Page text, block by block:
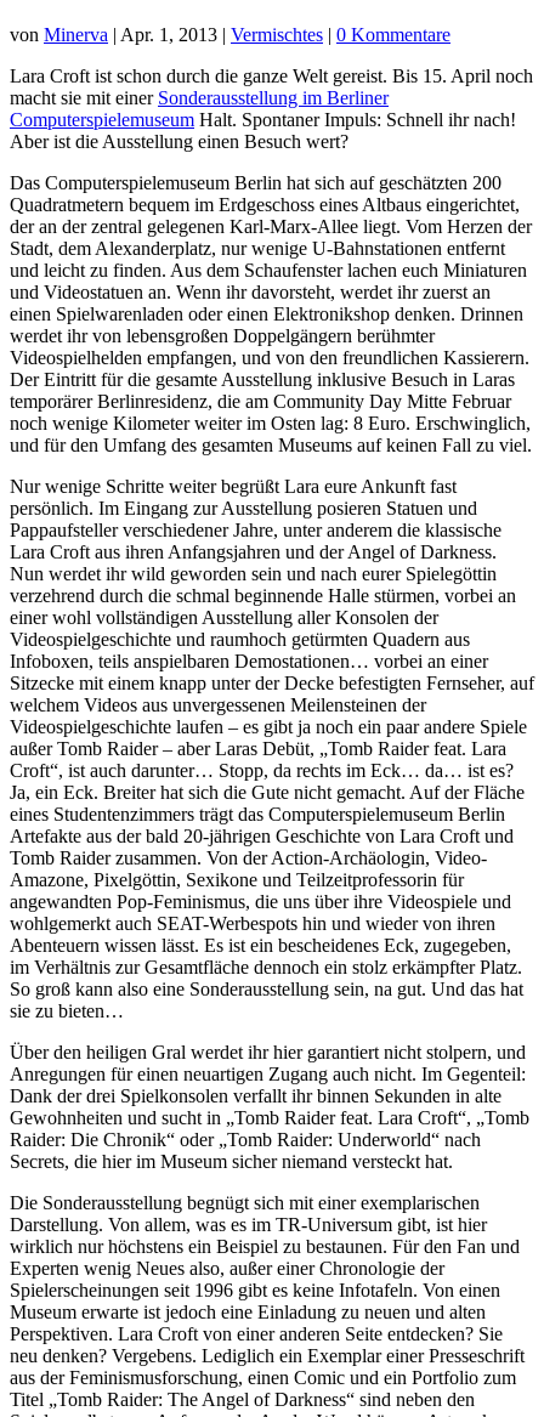
von Minerva | Apr. 1, 2013 | Vermischtes | 0 Kommentare
Lara Croft ist schon durch die ganze Welt gereist. Bis 15. April noch
macht sie mit einer Sonderausstellung im Berliner
Computerspielemuseum Halt. Spontaner Impuls: Schnell ihr nach!
Aber ist die Ausstellung einen Besuch wert?
Das Computerspielemuseum Berlin hat sich auf geschätzten 200
Quadratmetern bequem im Erdgeschoss eines Altbaus eingerichtet,
der an der zentral gelegenen Karl-Marx-Allee liegt. Vom Herzen der
Stadt, dem Alexanderplatz, nur wenige U-Bahnstationen entfernt
und leicht zu finden. Aus dem Schaufenster lachen euch Miniaturen
und Videostatuen an. Wenn ihr davorsteht, werdet ihr zuerst an
einen Spielwarenladen oder einen Elektronikshop denken. Drinnen
werdet ihr von lebensgroßen Doppelgängern berühmter
Videospielhelden empfangen, und von den freundlichen Kassierern.
Der Eintritt für die gesamte Ausstellung inklusive Besuch in Laras
temporärer Berlinresidenz, die am Community Day Mitte Februar
noch wenige Kilometer weiter im Osten lag: 8 Euro. Erschwinglich,
und für den Umfang des gesamten Museums auf keinen Fall zu viel.
Nur wenige Schritte weiter begrüßt Lara eure Ankunft fast
persönlich. Im Eingang zur Ausstellung posieren Statuen und
Pappaufsteller verschiedener Jahre, unter anderem die klassische
Lara Croft aus ihren Anfangsjahren und der Angel of Darkness.
Nun werdet ihr wild geworden sein und nach eurer Spielegöttin
verzehrend durch die schmal beginnende Halle stürmen, vorbei an
einer wohl vollständigen Ausstellung aller Konsolen der
Videospielgeschichte und raumhoch getürmten Quadern aus
Infoboxen, teils anspielbaren Demostationen… vorbei an einer
Sitzecke mit einem knapp unter der Decke befestigten Fernseher, auf
welchem Videos aus unvergessenen Meilensteinen der
Videospielgeschichte laufen – es gibt ja noch ein paar andere Spiele
außer Tomb Raider – aber Laras Debüt, „Tomb Raider feat. Lara
Croft“, ist auch darunter… Stopp, da rechts im Eck… da… ist es?
Ja, ein Eck. Breiter hat sich die Gute nicht gemacht. Auf der Fläche
eines Studentenzimmers trägt das Computerspielemuseum Berlin
Artefakte aus der bald 20-jährigen Geschichte von Lara Croft und
Tomb Raider zusammen. Von der Action-Archäologin, Video-
Amazone, Pixelgöttin, Sexikone und Teilzeitprofessorin für
angewandten Pop-Feminismus, die uns über ihre Videospiele und
wohlgemerkt auch SEAT-Werbespots hin und wieder von ihren
Abenteuern wissen lässt. Es ist ein bescheidenes Eck, zugegeben,
im Verhältnis zur Gesamtfläche dennoch ein stolz erkämpfter Platz.
So groß kann also eine Sonderausstellung sein, na gut. Und das hat
sie zu bieten…
Über den heiligen Gral werdet ihr hier garantiert nicht stolpern, und
Anregungen für einen neuartigen Zugang auch nicht. Im Gegenteil:
Dank der drei Spielkonsolen verfallt ihr binnen Sekunden in alte
Gewohnheiten und sucht in „Tomb Raider feat. Lara Croft“, „Tomb
Raider: Die Chronik“ oder „Tomb Raider: Underworld“ nach
Secrets, die hier im Museum sicher niemand versteckt hat.
Die Sonderausstellung begnügt sich mit einer exemplarischen
Darstellung. Von allem, was es im TR-Universum gibt, ist hier
wirklich nur höchstens ein Beispiel zu bestaunen. Für den Fan und
Experten wenig Neues also, außer einer Chronologie der
Spielerscheinungen seit 1996 gibt es keine Infotafeln. Von einen
Museum erwarte ist jedoch eine Einladung zu neuen und alten
Perspektiven. Lara Croft von einer anderen Seite entdecken? Sie
neu denken? Vergebens. Lediglich ein Exemplar einer Presseschrift
aus der Feminismusforschung, einen Comic und ein Portfolio zum
Titel „Tomb Raider: The Angel of Darkness“ sind neben den